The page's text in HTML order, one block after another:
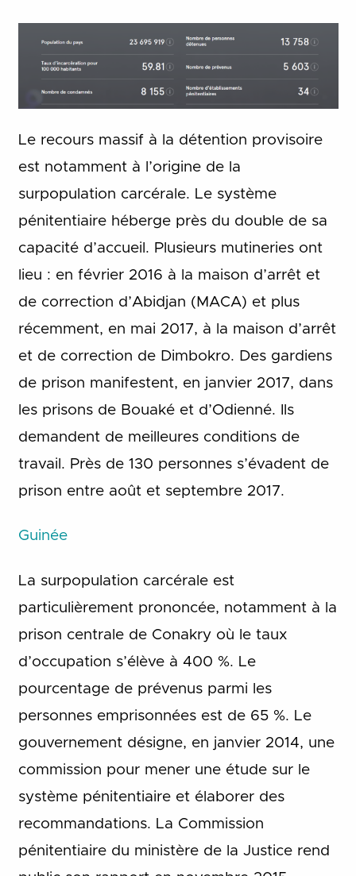
Le recours massif à la détention provisoire
est notamment à l’origine de la
surpopulation carcérale. Le système
pénitentiaire héberge près du double de sa
capacité d’accueil. Plusieurs mutineries ont
lieu : en février 2016 à la maison d’arrêt et
de correction d’Abidjan (MACA) et plus
récemment, en mai 2017, à la maison d’arrêt
et de correction de Dimbokro. Des gardiens
de prison manifestent, en janvier 2017, dans
les prisons de Bouaké et d’Odienné. Ils
demandent de meilleures conditions de
travail. Près de 130 personnes s’évadent de
prison entre août et septembre 2017.
Guinée
La surpopulation carcérale est
particulièrement prononcée, notamment à la
prison centrale de Conakry où le taux
d’occupation s’élève à 400 %. Le
pourcentage de prévenus parmi les
personnes emprisonnées est de 65 %. Le
gouvernement désigne, en janvier 2014, une
commission pour mener une étude sur le
système pénitentiaire et élaborer des
recommandations. La Commission
pénitentiaire du ministère de la Justice rend